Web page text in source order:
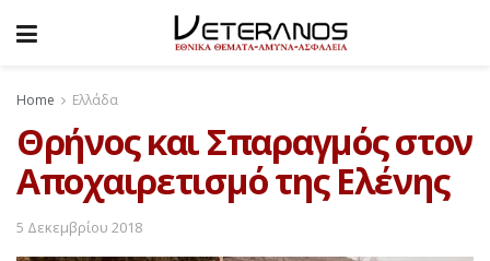
Home Ελλάδα
Θρήνος και Σπαραγμός στον
Αποχαιρετισμό της Ελένης
5 Δεκεμβρίου 2018